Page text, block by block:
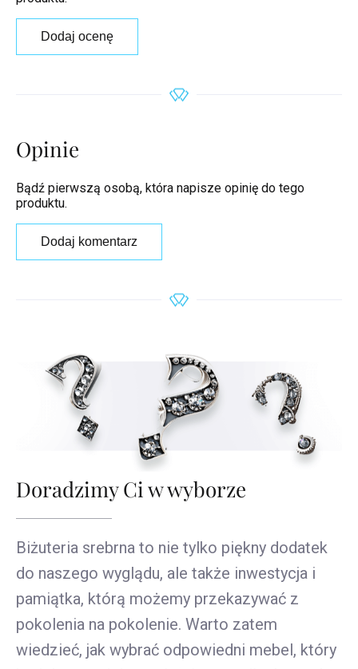
Dodaj ocenę
Opinie
Bądź pierwszą osobą, która napisze opinię do tego
produktu.
Dodaj komentarz
Doradzimy Ci w wyborze
Biżuteria srebrna to nie tylko piękny dodatek
do naszego wyglądu, ale także inwestycja i
pamiątka, którą możemy przekazywać z
pokolenia na pokolenie. Warto zatem
wiedzieć, jak wybrać odpowiedni mebel, który